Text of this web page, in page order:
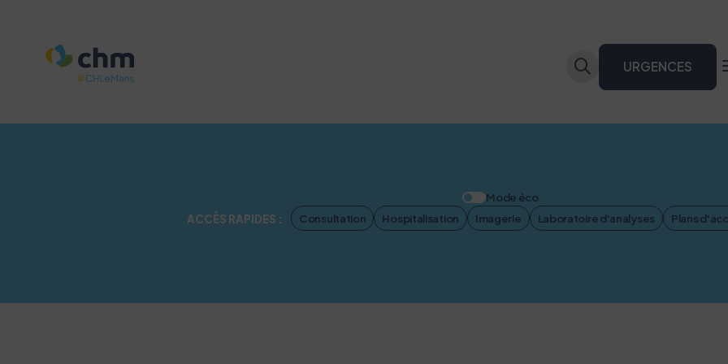
URGENCES
Mode éco
ACCÈS RAPIDES :
Consultation Hospitalisation Imagerie Laboratoire d'analyses Plans